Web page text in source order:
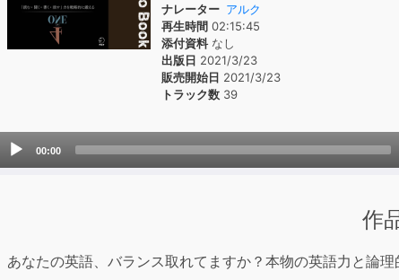
ナレーター アルク
再生時間 02:15:45
添付資料なし
出版日 2021/3/23
販売開始日 2021/3/23
トラック数 39
Audio
00:00
作
あなたの英語、バランス取れてますか？本物の英語力と論理